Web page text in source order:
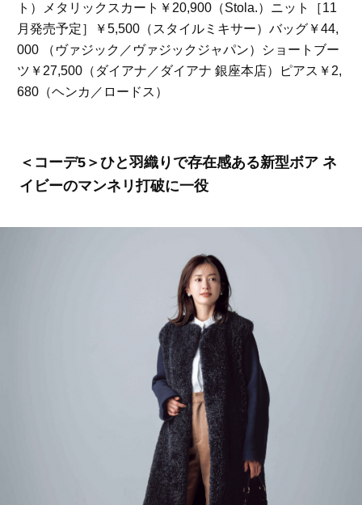
ト）メタリックスカート￥20,900（Stola.）ニット［11
月発売予定］￥5,500（スタイルミキサー）バッグ￥44,
000 （ヴァジック／ヴァジックジャパン）ショートブー
ツ￥27,500（ダイアナ／ダイアナ 銀座本店）ピアス￥2,
680（ヘンカ／ロードス）
＜コーデ5＞ひと羽織りで存在感ある新型ボア ネ
イビーのマンネリ打破に一役